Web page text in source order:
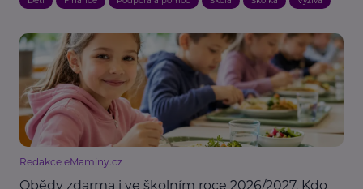
Redakce eMaminy.cz
Obědy zdarma i ve školním roce 2026/2027. Kdo